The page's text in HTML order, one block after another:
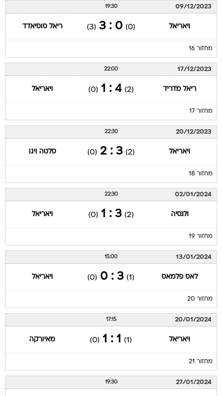
09/12/2023
19:30
ויאריאל (0)
0 : 3
(3) ריאל סוסיאדד
מחזור 16
17/12/2023
22:00
ריאל מדריד (2)
4 : 1
(0) ויאריאל
מחזור 17
20/12/2023
22:30
ויאריאל (2)
3 : 2
(0) סלטה ויגו
מחזור 18
02/01/2024
22:30
ולנסיה (2)
3 : 1
(0) ויאריאל
מחזור 19
13/01/2024
15:00
לאס פלמאס (1)
3 : 0
(0) ויאריאל
מחזור 20
20/01/2024
17:15
ויאריאל (1)
1 : 1
(0) מאיורקה
מחזור 21
27/01/2024
19:30